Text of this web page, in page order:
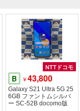
NTTドコモ
B ￥43,800
Galaxy S21 Ultra 5G 25
6GB ファントムシルバ
ー SC-52B docomo版